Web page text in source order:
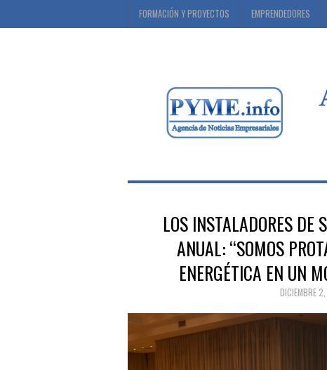
FORMACIÓN Y PROYECTOS EMPRENDEDORES
LOS INSTALADORES DE
ANUAL: “SOMOS
ENERGÉTICA EN UN
DICIEMBRE